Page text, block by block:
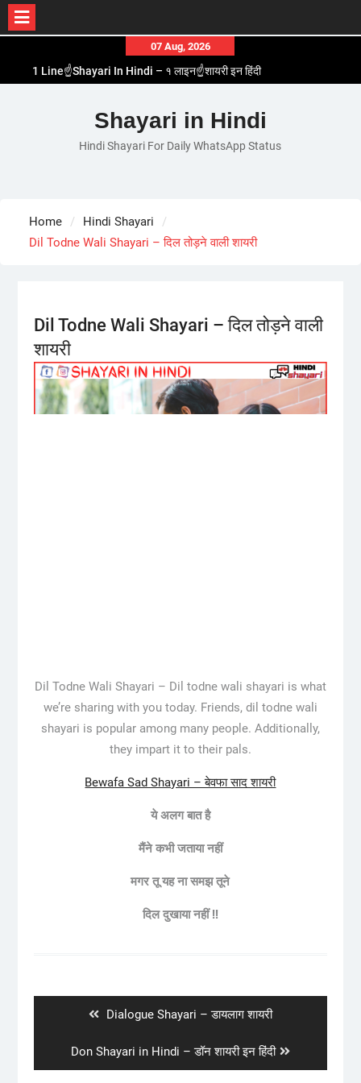
content
07 Aug, 2026
1 Line☝️Shayari In Hindi – १ लाइन☝️शायरी इन हिंदी
Love😓Lines In Hindi – लव😓लाइन्स इन हिंदी
Romantic Love😽Status – रोमांटिक लव😽स्टेटस
Love🥳Poetry In Hindi – लव🥳पोएट्री इन हिंदी
Shayari in Hindi
Hindi Shayari For Daily WhatsApp Status
Home
Hindi Shayari
Dil Todne Wali Shayari – दिल तोड़ने वाली शायरी
Dil Todne Wali Shayari – दिल तोड़ने वाली
शायरी
Dil Todne Wali Shayari – Dil todne wali shayari is what
we’re sharing with you today. Friends, dil todne wali
shayari is popular among many people. Additionally,
they impart it to their pals.
Bewafa Sad Shayari – बेवफा साद शायरी
ये अलग बात है
मैंने कभी जताया नहीं
मगर तू यह ना समझ तूने
दिल दुखाया नहीं !!
Previous
Dialogue Shayari – डायलाग शायरी
Next
post:
Don Shayari in Hindi – डॉन शायरी इन हिंदी